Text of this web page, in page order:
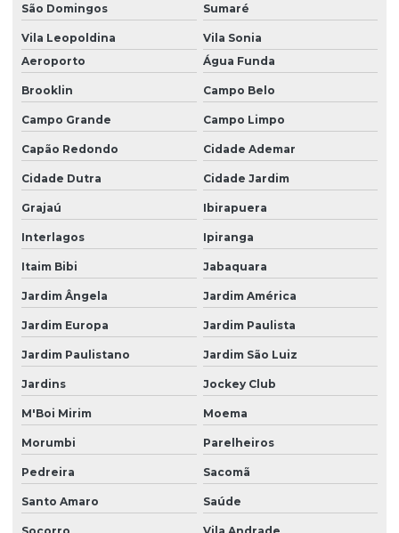
Pintura industrial anticorrosiva
Pintura industrial de empresa
Pintura industrial para fábricas farmacêuticas
Pintura industrial para farmacêuticas
Pintura industrial de peças
Pintura industrial de piso
Pintura industrial piso epóxi
Pintura industrial e predial sp
Pintura para instituições de ensino
Pintura de manutenção industrial
Pintura de piso industrial
Pintura predial
Pintura predial de alto padrão
Pintura predial em condomínio
São Domingos Sumaré
Vila Leopoldina
Vila Sonia
Aeroporto
Água Funda
Brooklin Campo Belo
Campo Grande Campo Limpo
Capão Redondo Cidade Ademar
Cidade Dutra Cidade Jardim
Grajaú Ibirapuera
Interlagos Ipiranga
Itaim Bibi Jabaquara
Jardim Ângela Jardim América
Jardim Europa Jardim Paulista
Jardim Paulistano Jardim São Luiz
Jardins Jockey Club
M'Boi Mirim Moema
Morumbi Parelheiros
Pedreira Sacomã
Santo Amaro Saúde